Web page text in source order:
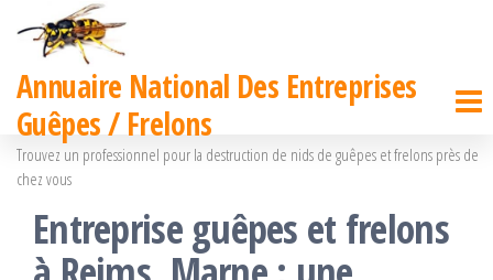
Passer
contenu
Annuaire National Des Entreprises
Guêpes / Frelons
Trouvez un professionnel pour la destruction de nids de guêpes et frelons près de
chez vous
Entreprise guêpes et frelons